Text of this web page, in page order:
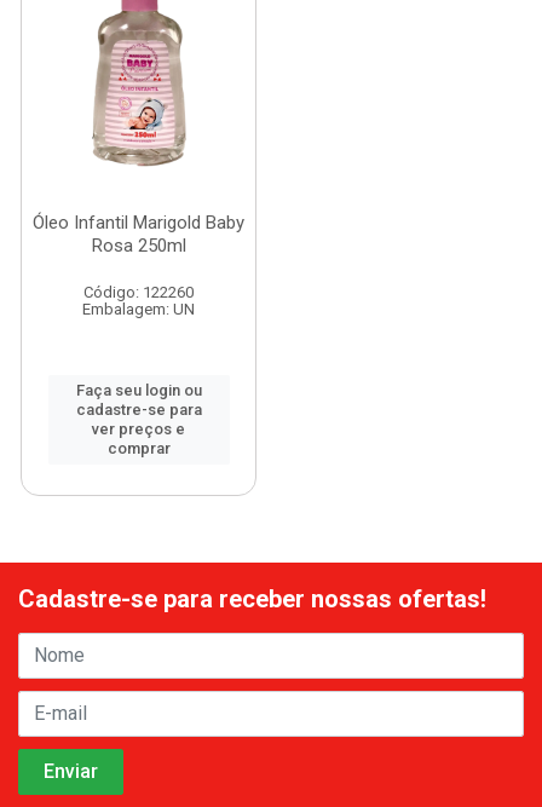
Óleo Infantil Marigold Baby
Rosa 250ml
Código: 122260
Embalagem: UN
Faça seu login ou
cadastre-se para
ver preços e
comprar
Cadastre-se para receber nossas ofertas!